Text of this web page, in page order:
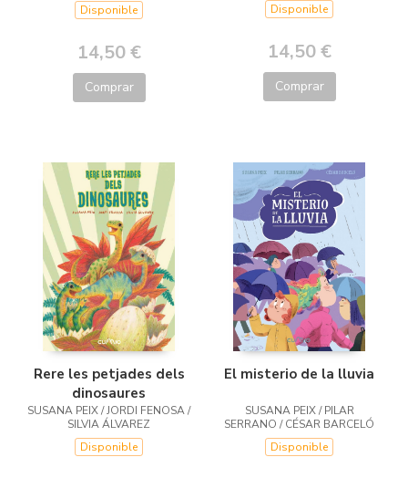
Disponible
14,50 €
Comprar
Disponible
14,50 €
Comprar
Rere les petjades dels
dinosaures
SUSANA PEIX / JORDI FENOSA /
SILVIA ÁLVAREZ
Disponible
El misterio de la lluvia
SUSANA PEIX / PILAR
SERRANO / CÉSAR BARCELÓ
Disponible